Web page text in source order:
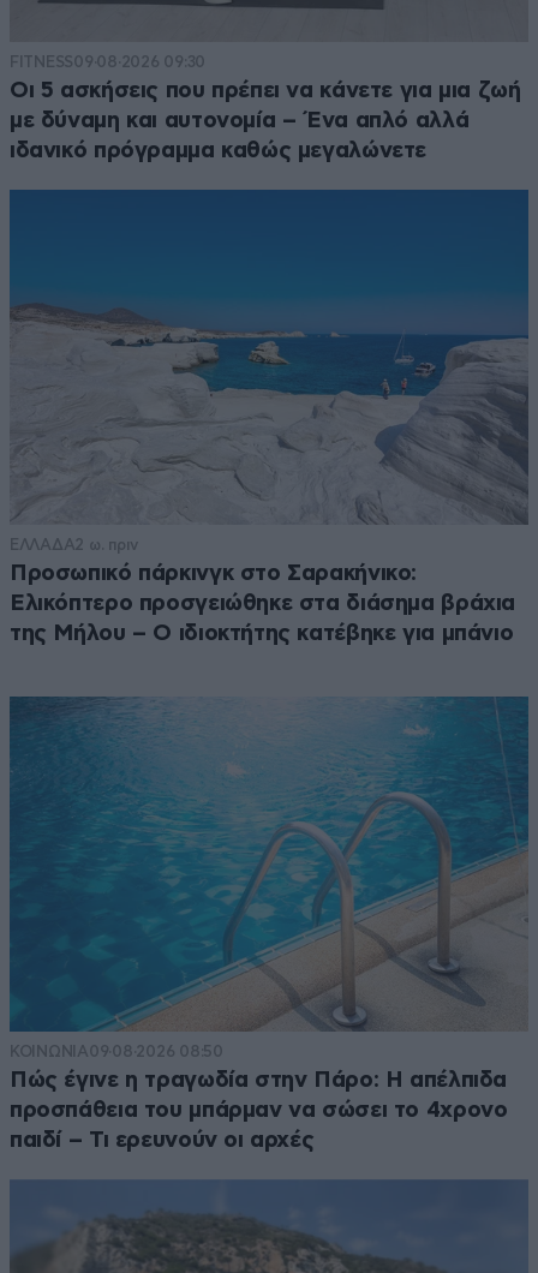
FITNESS09·08·2026 09:30
Οι 5 ασκήσεις που πρέπει να κάνετε για μια ζωή
με δύναμη και αυτονομία – Ένα απλό αλλά
ιδανικό πρόγραμμα καθώς μεγαλώνετε
ΕΛΛΑΔΑ2 ω. πριν
Προσωπικό πάρκινγκ στο Σαρακήνικο:
Ελικόπτερο προσγειώθηκε στα διάσημα βράχια
της Μήλου – Ο ιδιοκτήτης κατέβηκε για μπάνιο
ΚΟΙΝΩΝΙΑ09·08·2026 08:50
Πώς έγινε η τραγωδία στην Πάρο: Η απέλπιδα
προσπάθεια του μπάρμαν να σώσει το 4χρονο
παιδί – Τι ερευνούν οι αρχές